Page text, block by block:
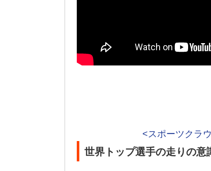
<スポーツクラ
世界トップ選手の走りの意